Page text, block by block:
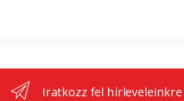
Iratkozz fel hírleveleinkre